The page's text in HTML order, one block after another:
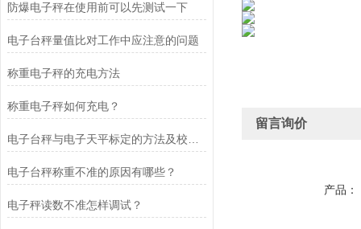
防爆电子秤在使用前可以先测试一下
电子台秤量值比对工作中应注意的问题
称重电子秤的充电方法
称重电子秤如何充电？
电子台秤称重不准的原因有哪些？
电子秤读数不准怎样调试？
留言询价
产品：